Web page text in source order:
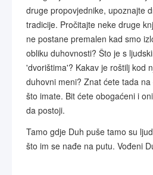
druge propovjednike, upoznajte
tradicije. Pročitajte neke druge
ne postane premalen kad smo
obliku duhovnosti? Što je s
'dvorištima'? Kakav je roštilj kod
duhovni meni? Znat ćete tada
što imate. Bit ćete obogaćeni i
da postoji.
Tamo gdje Duh puše tamo su
što im se nađe na putu. Vođeni